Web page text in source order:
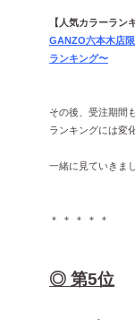
【人気カラーラン
GANZO六本木店
ランキング〜
その後、受注期間
ランキングには変
一緒に見ていきま
＊ ＊ ＊ ＊ ＊
◎ 第5位